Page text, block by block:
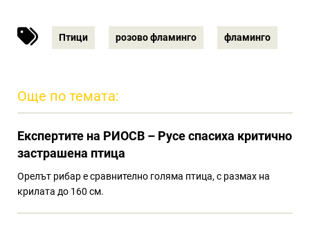
Птици розово фламинго фламинго
Още по темата:
Eкспертите на РИОСВ – Русе спасиха критично
застрашена птица
Орелът рибар е сравнително голяма птица, с размах на
крилата до 160 см.